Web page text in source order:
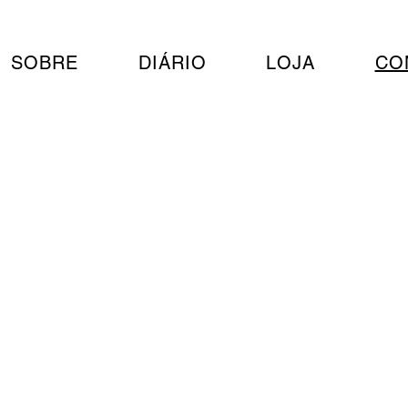
SOBRE DIÁRIO LOJA